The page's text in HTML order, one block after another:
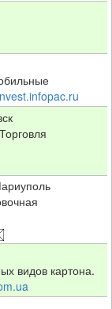
видов картона.